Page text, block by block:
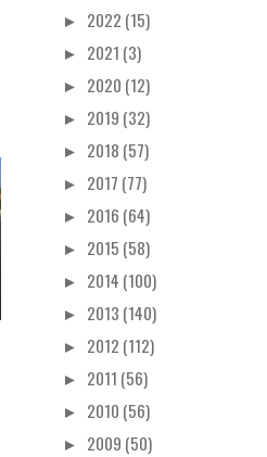
► 2022 (15)
► 2021 (3)
► 2020 (12)
► 2019 (32)
► 2018 (57)
► 2017 (77)
► 2016 (64)
► 2015 (58)
► 2014 (100)
► 2013 (140)
► 2012 (112)
► 2011 (56)
► 2010 (56)
► 2009 (50)